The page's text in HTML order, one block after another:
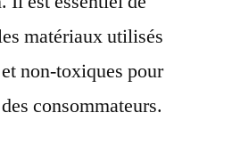
matériaux utilisés
non-toxiques pour
consommateurs.